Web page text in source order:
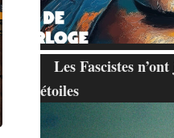
Les Fascistes
étoiles